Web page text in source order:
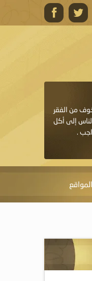
الفقر﴾[البقرة:٢٦٨] الخوف من الفقر
إلى أكل
.